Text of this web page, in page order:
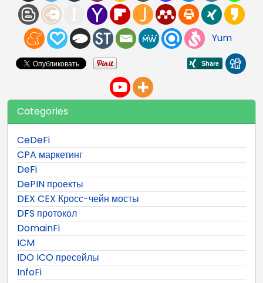
Yum
Categories
CeDeFi
CPA маркетинг
DeFi
DePIN проекты
DEX CEX Кросс-чейн мосты
DFS протокол
DomainFi
ICM
IDO ICO пресейлы
InfoFi